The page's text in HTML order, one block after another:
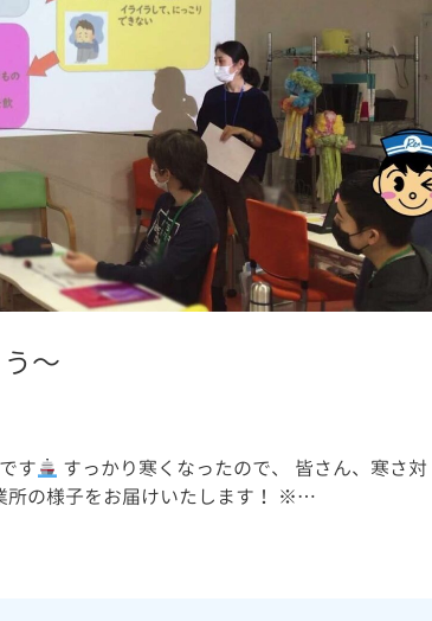
～
す
すっかり寒くなったので、 皆さん、寒さ対
の様子をお届けいたします！ ※…